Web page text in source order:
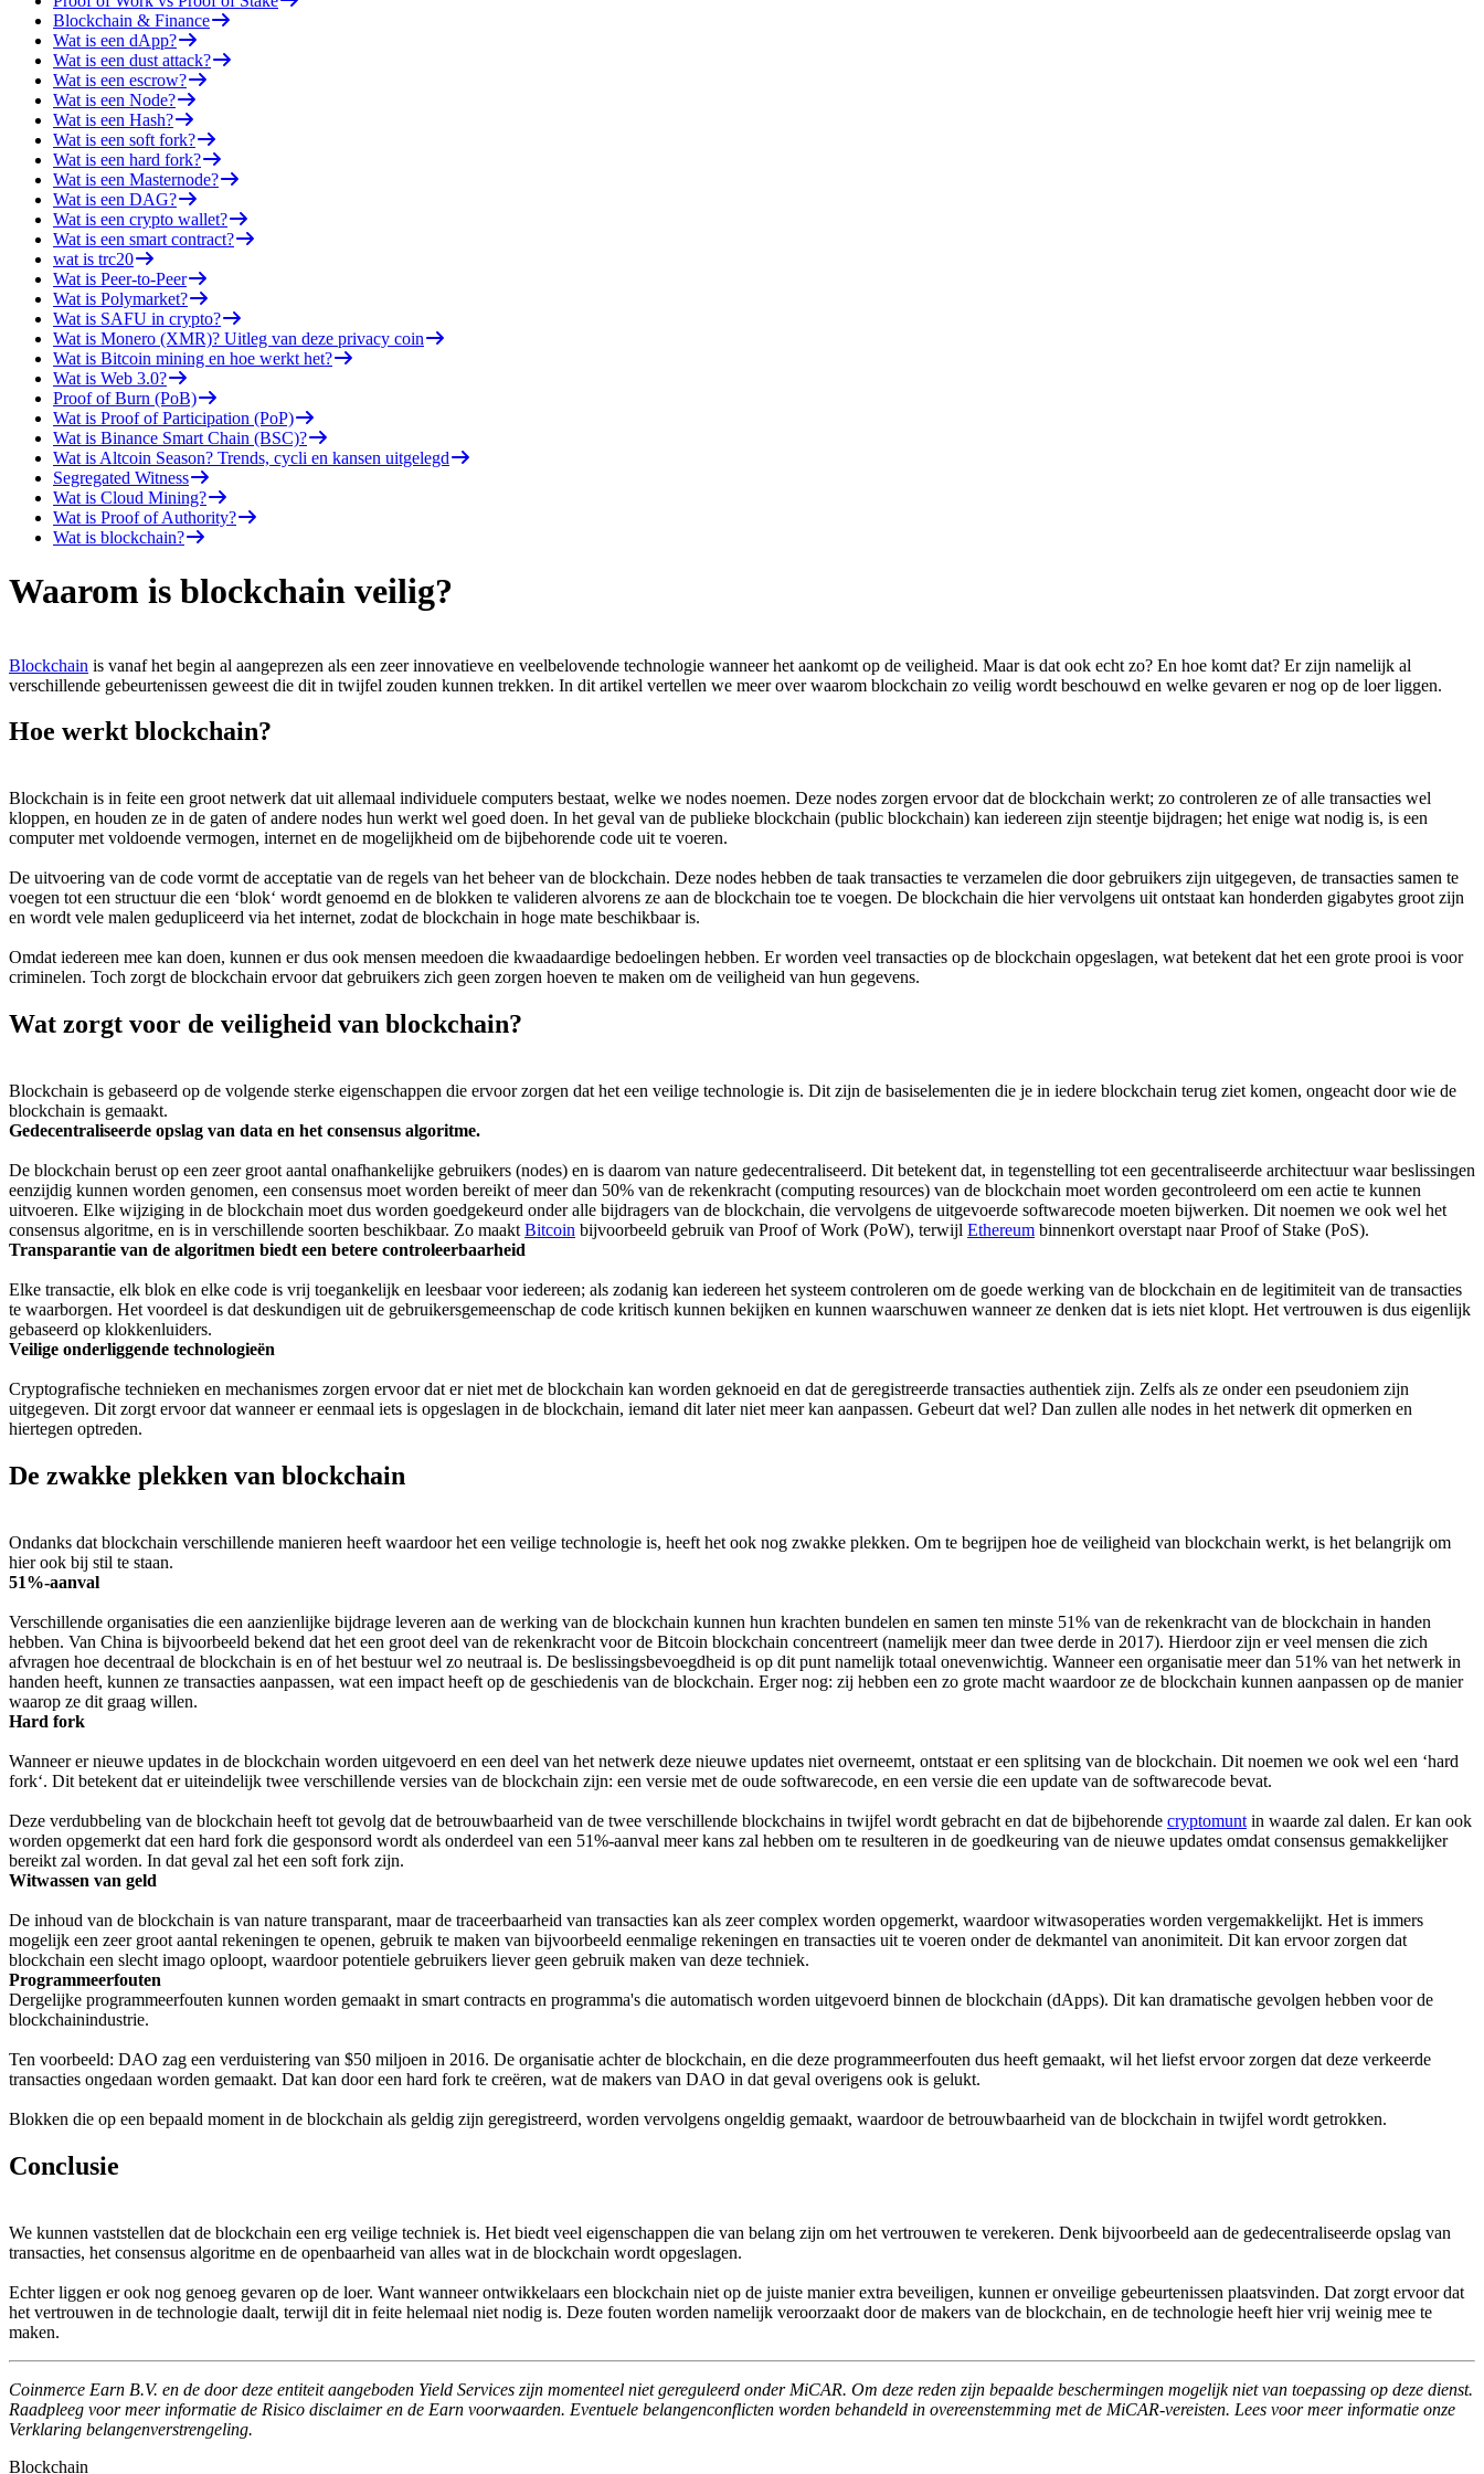
Blockchain & Finance
Wat is een dApp?
Wat is een dust attack?
Wat is een escrow?
Wat is een Node?
Wat is een Hash?
Wat is een soft fork?
Wat is een hard fork?
Wat is een Masternode?
Wat is een DAG?
Wat is een crypto wallet?
Wat is een smart contract?
wat is trc20
Wat is Peer-to-Peer
Wat is Polymarket?
Wat is SAFU in crypto?
Wat is Monero (XMR)? Uitleg van deze privacy coin
Wat is Bitcoin mining en hoe werkt het?
Wat is Web 3.0?
Proof of Burn (PoB)
Wat is Proof of Participation (PoP)
Wat is Binance Smart Chain (BSC)?
Wat is Altcoin Season? Trends, cycli en kansen uitgelegd
Segregated Witness
Wat is Cloud Mining?
Wat is Proof of Authority?
Wat is blockchain?
Waarom is blockchain veilig?
Blockchain is vanaf het begin al aangeprezen als een zeer innovatieve en veelbelovende technologie wanneer het aankomt op de veiligheid. Maar is dat ook echt zo? En hoe komt dat? Er zijn namelijk al
verschillende gebeurtenissen geweest die dit in twijfel zouden kunnen trekken. In dit artikel vertellen we meer over waarom blockchain zo veilig wordt beschouwd en welke gevaren er nog op de loer liggen.
Hoe werkt blockchain?
Blockchain is in feite een groot netwerk dat uit allemaal individuele computers bestaat, welke we nodes noemen. Deze nodes zorgen ervoor dat de blockchain werkt; zo controleren ze of alle transacties wel
kloppen, en houden ze in de gaten of andere nodes hun werkt wel goed doen. In het geval van de publieke blockchain (public blockchain) kan iedereen zijn steentje bijdragen; het enige wat nodig is, is een
computer met voldoende vermogen, internet en de mogelijkheid om de bijbehorende code uit te voeren.
De uitvoering van de code vormt de acceptatie van de regels van het beheer van de blockchain. Deze nodes hebben de taak transacties te verzamelen die door gebruikers zijn uitgegeven, de transacties samen te
voegen tot een structuur die een ‘blok‘ wordt genoemd en de blokken te valideren alvorens ze aan de blockchain toe te voegen. De blockchain die hier vervolgens uit ontstaat kan honderden gigabytes groot zijn
en wordt vele malen gedupliceerd via het internet, zodat de blockchain in hoge mate beschikbaar is.
Omdat iedereen mee kan doen, kunnen er dus ook mensen meedoen die kwaadaardige bedoelingen hebben. Er worden veel transacties op de blockchain opgeslagen, wat betekent dat het een grote prooi is voor
criminelen. Toch zorgt de blockchain ervoor dat gebruikers zich geen zorgen hoeven te maken om de veiligheid van hun gegevens.
Wat zorgt voor de veiligheid van blockchain?
Blockchain is gebaseerd op de volgende sterke eigenschappen die ervoor zorgen dat het een veilige technologie is. Dit zijn de basiselementen die je in iedere blockchain terug ziet komen, ongeacht door wie de
blockchain is gemaakt.
Gedecentraliseerde opslag van data en het consensus algoritme.
De blockchain berust op een zeer groot aantal onafhankelijke gebruikers (nodes) en is daarom van nature gedecentraliseerd. Dit betekent dat, in tegenstelling tot een gecentraliseerde architectuur waar beslissingen
eenzijdig kunnen worden genomen, een consensus moet worden bereikt of meer dan 50% van de rekenkracht (computing resources) van de blockchain moet worden gecontroleerd om een actie te kunnen
uitvoeren. Elke wijziging in de blockchain moet dus worden goedgekeurd onder alle bijdragers van de blockchain, die vervolgens de uitgevoerde softwarecode moeten bijwerken. Dit noemen we ook wel het
consensus algoritme, en is in verschillende soorten beschikbaar. Zo maakt Bitcoin bijvoorbeeld gebruik van Proof of Work (PoW), terwijl Ethereum binnenkort overstapt naar Proof of Stake (PoS).
Transparantie van de algoritmen biedt een betere controleerbaarheid
Elke transactie, elk blok en elke code is vrij toegankelijk en leesbaar voor iedereen; als zodanig kan iedereen het systeem controleren om de goede werking van de blockchain en de legitimiteit van de transacties
te waarborgen. Het voordeel is dat deskundigen uit de gebruikersgemeenschap de code kritisch kunnen bekijken en kunnen waarschuwen wanneer ze denken dat is iets niet klopt. Het vertrouwen is dus eigenlijk
gebaseerd op klokkenluiders.
Veilige onderliggende technologieën
Cryptografische technieken en mechanismes zorgen ervoor dat er niet met de blockchain kan worden geknoeid en dat de geregistreerde transacties authentiek zijn. Zelfs als ze onder een pseudoniem zijn
uitgegeven. Dit zorgt ervoor dat wanneer er eenmaal iets is opgeslagen in de blockchain, iemand dit later niet meer kan aanpassen. Gebeurt dat wel? Dan zullen alle nodes in het netwerk dit opmerken en
hiertegen optreden.
De zwakke plekken van blockchain
Ondanks dat blockchain verschillende manieren heeft waardoor het een veilige technologie is, heeft het ook nog zwakke plekken. Om te begrijpen hoe de veiligheid van blockchain werkt, is het belangrijk om
hier ook bij stil te staan.
51%-aanval
Verschillende organisaties die een aanzienlijke bijdrage leveren aan de werking van de blockchain kunnen hun krachten bundelen en samen ten minste 51% van de rekenkracht van de blockchain in handen
hebben. Van China is bijvoorbeeld bekend dat het een groot deel van de rekenkracht voor de Bitcoin blockchain concentreert (namelijk meer dan twee derde in 2017). Hierdoor zijn er veel mensen die zich
afvragen hoe decentraal de blockchain is en of het bestuur wel zo neutraal is. De beslissingsbevoegdheid is op dit punt namelijk totaal onevenwichtig. Wanneer een organisatie meer dan 51% van het netwerk in
handen heeft, kunnen ze transacties aanpassen, wat een impact heeft op de geschiedenis van de blockchain. Erger nog: zij hebben een zo grote macht waardoor ze de blockchain kunnen aanpassen op de manier
waarop ze dit graag willen.
Hard fork
Wanneer er nieuwe updates in de blockchain worden uitgevoerd en een deel van het netwerk deze nieuwe updates niet overneemt, ontstaat er een splitsing van de blockchain. Dit noemen we ook wel een ‘hard
fork‘. Dit betekent dat er uiteindelijk twee verschillende versies van de blockchain zijn: een versie met de oude softwarecode, en een versie die een update van de softwarecode bevat.
Deze verdubbeling van de blockchain heeft tot gevolg dat de betrouwbaarheid van de twee verschillende blockchains in twijfel wordt gebracht en dat de bijbehorende cryptomunt in waarde zal dalen. Er kan ook
worden opgemerkt dat een hard fork die gesponsord wordt als onderdeel van een 51%-aanval meer kans zal hebben om te resulteren in de goedkeuring van de nieuwe updates omdat consensus gemakkelijker
bereikt zal worden. In dat geval zal het een soft fork zijn.
Witwassen van geld
De inhoud van de blockchain is van nature transparant, maar de traceerbaarheid van transacties kan als zeer complex worden opgemerkt, waardoor witwasoperaties worden vergemakkelijkt. Het is immers
mogelijk een zeer groot aantal rekeningen te openen, gebruik te maken van bijvoorbeeld eenmalige rekeningen en transacties uit te voeren onder de dekmantel van anonimiteit. Dit kan ervoor zorgen dat
blockchain een slecht imago oploopt, waardoor potentiele gebruikers liever geen gebruik maken van deze techniek.
Programmeerfouten
Dergelijke programmeerfouten kunnen worden gemaakt in smart contracts en programma's die automatisch worden uitgevoerd binnen de blockchain (dApps). Dit kan dramatische gevolgen hebben voor de
blockchainindustrie.
Ten voorbeeld: DAO zag een verduistering van $50 miljoen in 2016. De organisatie achter de blockchain, en die deze programmeerfouten dus heeft gemaakt, wil het liefst ervoor zorgen dat deze verkeerde
transacties ongedaan worden gemaakt. Dat kan door een hard fork te creëren, wat de makers van DAO in dat geval overigens ook is gelukt.
Blokken die op een bepaald moment in de blockchain als geldig zijn geregistreerd, worden vervolgens ongeldig gemaakt, waardoor de betrouwbaarheid van de blockchain in twijfel wordt getrokken.
Conclusie
We kunnen vaststellen dat de blockchain een erg veilige techniek is. Het biedt veel eigenschappen die van belang zijn om het vertrouwen te verekeren. Denk bijvoorbeeld aan de gedecentraliseerde opslag van
transacties, het consensus algoritme en de openbaarheid van alles wat in de blockchain wordt opgeslagen.
Echter liggen er ook nog genoeg gevaren op de loer. Want wanneer ontwikkelaars een blockchain niet op de juiste manier extra beveiligen, kunnen er onveilige gebeurtenissen plaatsvinden. Dat zorgt ervoor dat
het vertrouwen in de technologie daalt, terwijl dit in feite helemaal niet nodig is. Deze fouten worden namelijk veroorzaakt door de makers van de blockchain, en de technologie heeft hier vrij weinig mee te
maken.
Coinmerce Earn B.V. en de door deze entiteit aangeboden Yield Services zijn momenteel niet gereguleerd onder MiCAR. Om deze reden zijn bepaalde beschermingen mogelijk niet van toepassing op deze dienst.
Raadpleeg voor meer informatie de Risico disclaimer en de Earn voorwaarden. Eventuele belangenconflicten worden behandeld in overeenstemming met de MiCAR-vereisten. Lees voor meer informatie onze
Verklaring belangenverstrengeling.
Blockchain